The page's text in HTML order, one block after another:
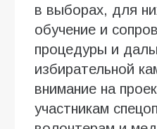
в выборах, для
обучение и
процедуры и
избирательной
внимание на
участникам